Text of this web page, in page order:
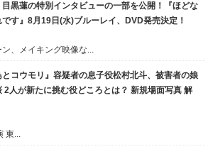
黒蓮の特別インタビューの一部を公開！『ほどな
です』8月19日(水)ブルーレイ、DVD発売決定！
、メイキング映像な...
コウモリ』容疑者の息子役松村北斗、被害者の娘
2人が新たに挑む役どころとは？ 新規場面写真 解
東...